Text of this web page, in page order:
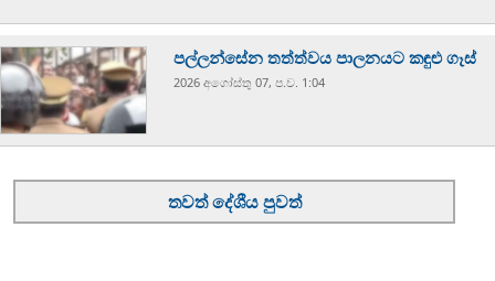
පල්ලන්සේන තත්ත්වය පාලනයට කඳුළු ගෑස්
2026 අගෝස්‍තු 07, ප.ව. 1:04
තවත් දේශීය පුවත්